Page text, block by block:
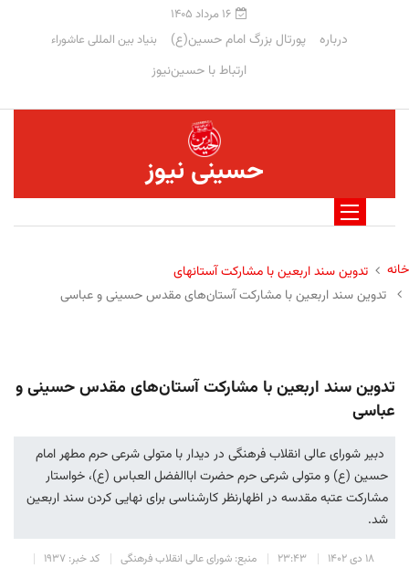
۱۶ مرداد ۱۴۰۵
درباره پورتال بزرگ امام حسین(ع) بنیاد بین المللی عاشوراء
ارتباط با حسین‌نیوز
حسینی نیوز
خانه
تدوین سند اربعین با مشارکت آستانهای
تدوین سند اربعین با مشارکت آستان‌های مقدس حسینی و عباسی
تدوین سند اربعین با مشارکت آستان‌های مقدس حسینی و
عباسی
دبیر شورای عالی انقلاب فرهنگی در دیدار با متولی شرعی حرم مطهر امام
حسین (ع) و متولی شرعی حرم حضرت اباالفضل العباس (ع)، خواستار
مشارکت عتبه مقدسه در اظهارنظر کارشناسی برای نهایی کردن سند اربعین
شد.
۱۸ دی ۱۴۰۲ ۲۳:۴۳ منبع: شورای عالی انقلاب فرهنگی کد خبر: ۱۹۳۷